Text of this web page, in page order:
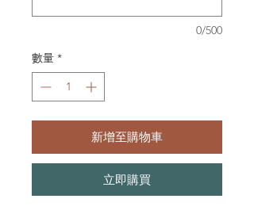
0/500
數量 *
新增至購物車
立即購買